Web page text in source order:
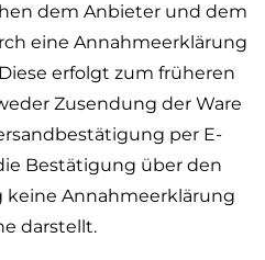
dem Anbieter und dem
eine Annahmeerklärung
erfolgt zum früheren
Zusendung der Ware
per E-
Bestätigung über den
keine Annahmeerklärung
darstellt.